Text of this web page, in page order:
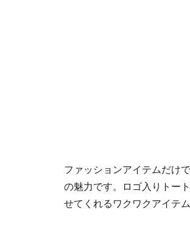
ファッションアイテムだけ
の魅力です。ロゴ入りトー
せてくれるワクワクアイテ